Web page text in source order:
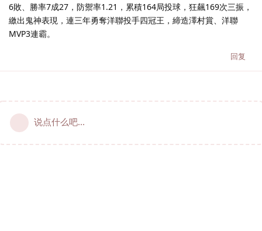
6敗、勝率7成27，防禦率1.21，累積164局投球，狂飆169次三振，
繳出鬼神表現，連三年勇奪洋聯投手四冠王，締造澤村賞、洋聯
MVP3連霸。
回复
说点什么吧...